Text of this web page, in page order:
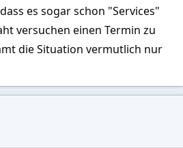
es sogar schon "Services"
versuchen einen Termin zu
die Situation vermutlich nur